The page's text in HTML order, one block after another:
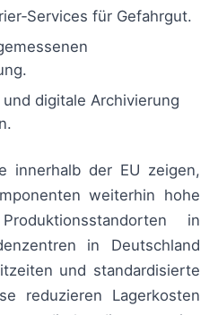
für Gefahrgut.
digitale Archivierung
innerhalb der EU zeigen,
weiterhin hohe
in
in Deutschland
und standardisierte
reduzieren Lagerkosten